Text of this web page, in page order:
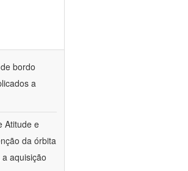
bordo
a
Atitude e
da órbita
aquisição